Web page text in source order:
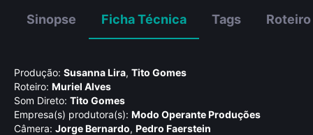
Sinopse Ficha Técnica Tags Roteiro
Produção: Susanna Lira, Tito Gomes
Roteiro: Muriel Alves
Som Direto: Tito Gomes
Empresa(s) produtora(s): Modo Operante Produções
Câmera: Jorge Bernardo, Pedro Faerstein